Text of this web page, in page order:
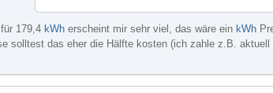
179,4 kWh erscheint mir sehr viel, das wäre ein kWh
solltest das eher die Hälfte kosten (ich zahle z.B.